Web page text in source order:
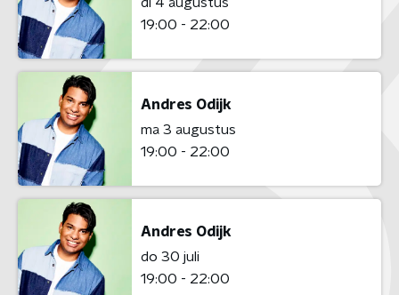
19:00 - 22:00
Andres Odijk
ma 3 augustus
19:00 - 22:00
Andres Odijk
do 30 juli
19:00 - 22:00